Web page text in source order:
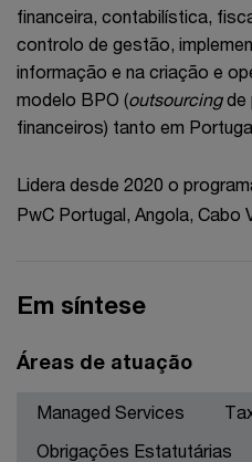
financeira, contabilística,
controlo de gestão,
informação e na criação e
modelo BPO (outsourcingde
financeiros) tanto em
Lidera desde 2020 o
PwC Portugal, Angola, Cabo
Em síntese
Áreas de atuação
Managed Services
Obrigações Estatutárias